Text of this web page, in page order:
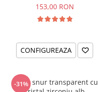
153,00 RON
CONFIGUREAZA
-31%
Colier snur transparent cu